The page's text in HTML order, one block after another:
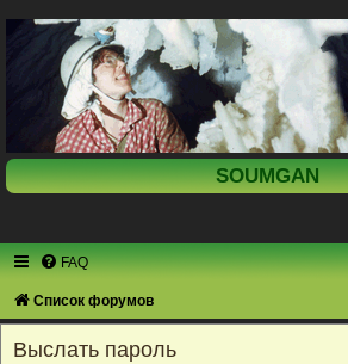
SOUMGAN
FAQ
Список форумов
Выслать пароль